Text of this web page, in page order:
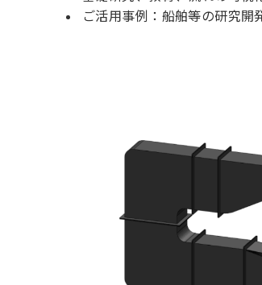
ご活用事例：船舶等の研究